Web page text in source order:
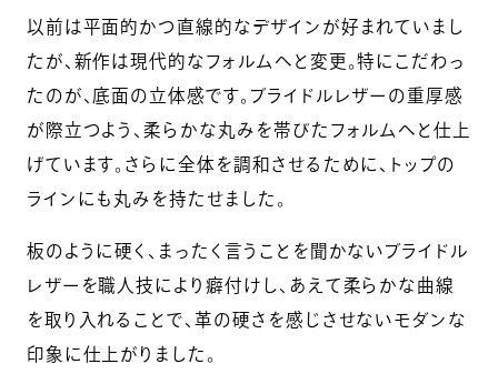
以前は平面的かつ直線的なデザインが好まれていまし
たが、新作は現代的なフォルムへと変更。特にこだわっ
たのが、底面の立体感です。ブライドルレザーの重厚感
が際立つよう、柔らかな丸みを帯びたフォルムへと仕上
げています。さらに全体を調和させるために、トップの
ラインにも丸みを持たせました。
板のように硬く、まったく言うことを聞かないブライドル
レザーを職人技により癖付けし、あえて柔らかな曲線
を取り入れることで、革の硬さを感じさせないモダンな
印象に仕上がりました。